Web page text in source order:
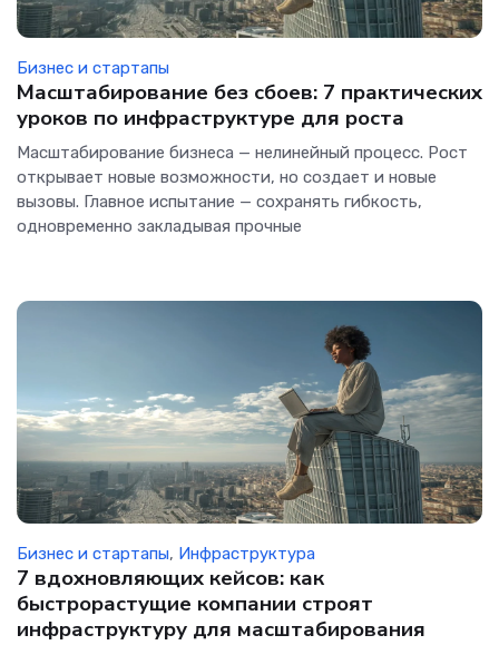
Бизнес и стартапы
Масштабирование без сбоев: 7 практических
уроков по инфраструктуре для роста
Масштабирование бизнеса — нелинейный процесс. Рост
открывает новые возможности, но создает и новые
вызовы. Главное испытание — сохранять гибкость,
одновременно закладывая прочные
Бизнес и стартапы, Инфраструктура
7 вдохновляющих кейсов: как
быстрорастущие компании строят
инфраструктуру для масштабирования